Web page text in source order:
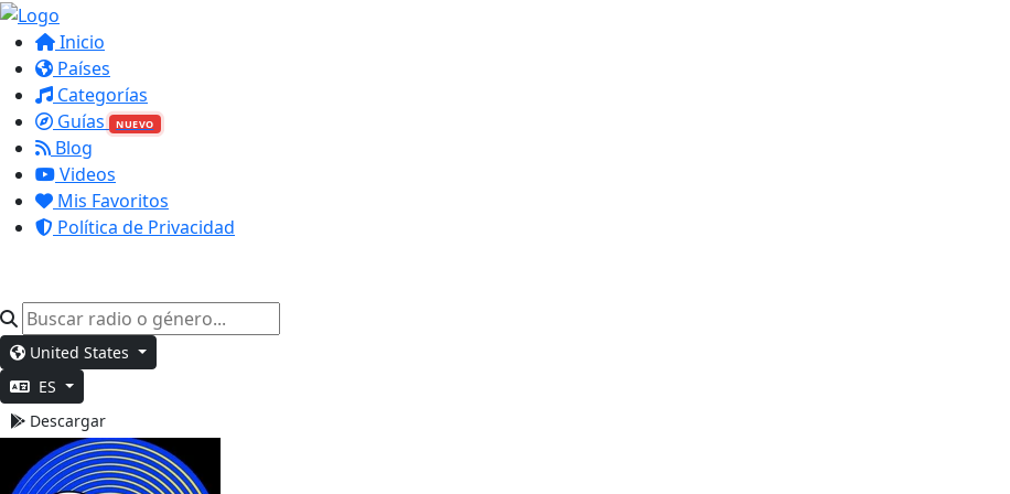
Inicio
Países
Categorías
Guías
NUEVO
Blog
Videos
Mis Favoritos
Política de Privacidad
United States
ES
Descargar